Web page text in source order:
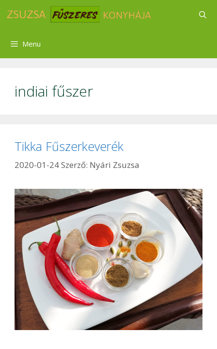
Menu
indiai fűszer
Tikka Fűszerkeverék
2020-01-24Szerző: Nyári Zsuzsa